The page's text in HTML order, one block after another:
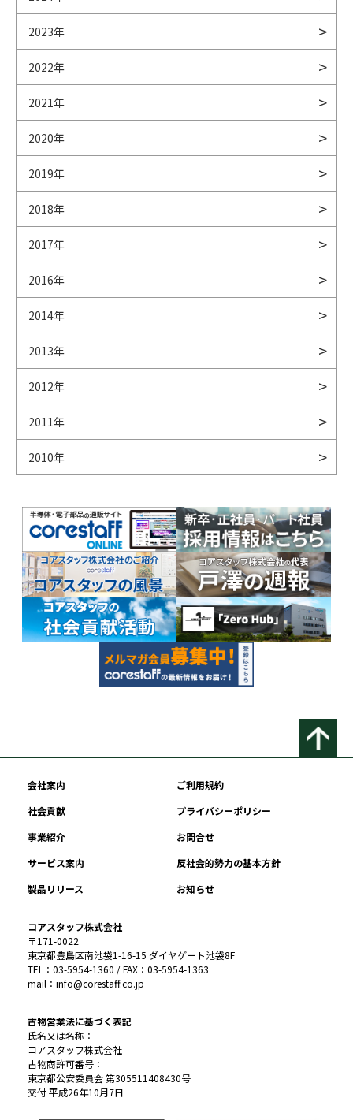
2023年
2022年
2021年
2020年
2019年
2018年
2017年
2016年
2014年
2013年
2012年
2011年
2010年
会社案内
ご利用規約
社会貢献
プライバシーポリシー
事業紹介
お問合せ
サービス案内
反社会的勢力の基本方針
製品リリース
お知らせ
コアスタッフ株式会社
〒171-0022
東京都豊島区南池袋1-16-15 ダイヤゲート池袋8F
TEL：03-5954-1360 / FAX：03-5954-1363
mail：info@corestaff.co.jp
古物営業法に基づく表記
氏名又は名称：
コアスタッフ株式会社
古物商許可番号：
東京都公安委員会 第305511408430号
交付 平成26年10月7日